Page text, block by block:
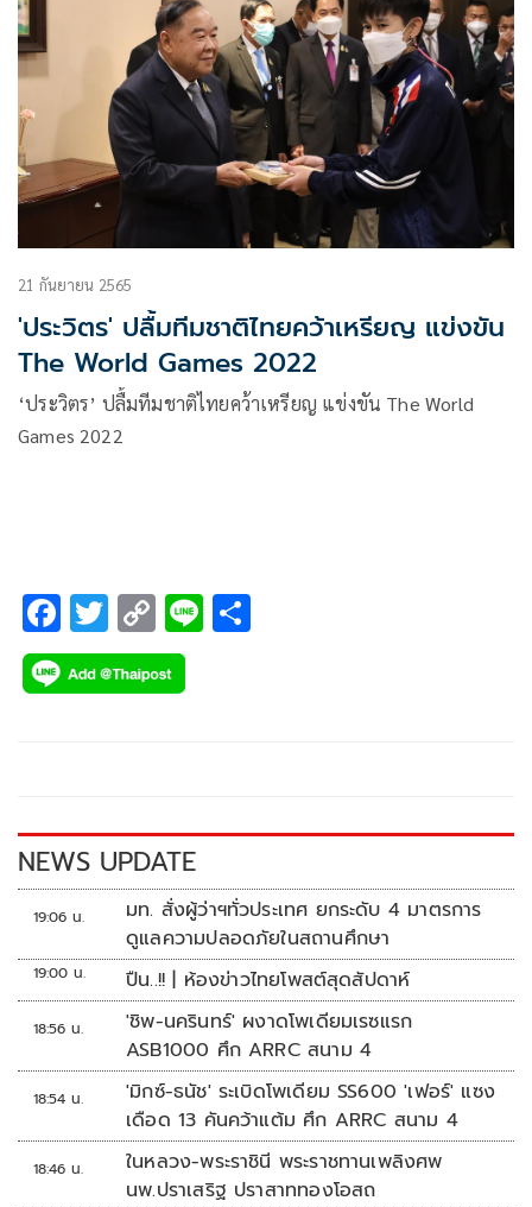
21 กันยายน 2565
'ประวิตร' ปลื้มทีมชาติไทยคว้าเหรียญ แข่งขัน
The World Games 2022
‘ประวิตร’ ปลื้มทีมชาติไทยคว้าเหรียญ แข่งขัน The World
Games 2022
F
ac
e
k
T
wi
tt
C
o
p
k
Li
NEWS UPDATE
19:06 น.
มท. สั่งผู้ว่าฯทั่วประเทศ ยกระดับ 4 มาตรการ
ดูแลความปลอดภัยในสถานศึกษา
19:00 น. ปืน..!! | ห้องข่าวไทยโพสต์สุดสัปดาห์
18:56 น.
'ชิพ-นครินทร์' ผงาดโพเดียมเรซแรก
ASB1000 ศึก ARRC สนาม 4
18:54 น.
'มิกซ์-ธนัช' ระเบิดโพเดียม SS600 'เฟอร์' แซง
เดือด 13 คันคว้าแต้ม ศึก ARRC สนาม 4
18:46 น.
ในหลวง-พระราชินี พระราชทานเพลิงศพ
นพ.ปราเสริฐ ปราสาททองโอสถ